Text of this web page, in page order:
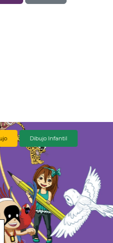
Dibujo Infantil